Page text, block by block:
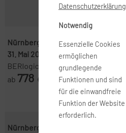
Nürnberg ( NUE )-Colombo ( CMB )
31. Mai 2027
14. Juni 2027
BERlogic
ab 778 €
Nürnberg ( NUE )
Datenschutzerklärung
Notwendig
Essenzielle Cookies
ermöglichen
grundlegende
Funktionen und sind
für die einwandfreie
Funktion der Website
erforderlich.